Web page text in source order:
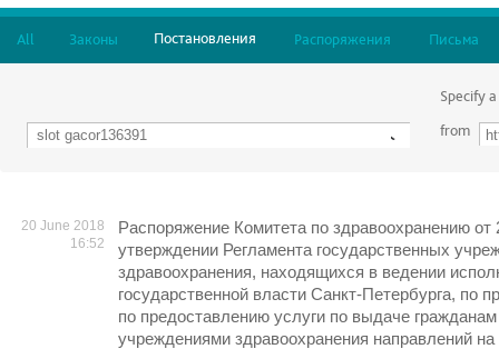
All Законы Постановления Распоряжения Письма
Specify
from
20 June 2018
16:52
Распоряжение Комитета по здравоохранению
утверждении Регламента государственных
здравоохранения, находящихся в ведении
государственной власти Санкт-Петербурга, по
по предоставлению услуги по выдаче
учреждениями здравоохранения направлений